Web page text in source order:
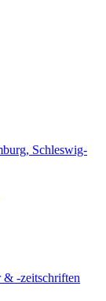
Schleswig-
& -zeitschriften